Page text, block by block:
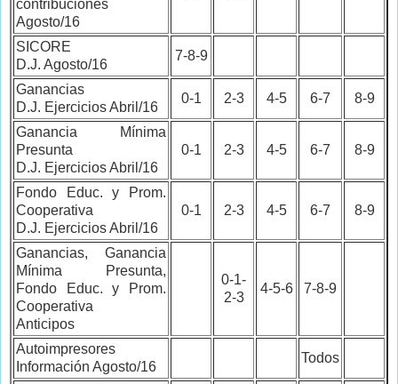
contribuciones
Agosto/16
SICORE
D.J. Agosto/16
7-8-9
Ganancias
D.J. Ejercicios Abril/16
0-1 2-3 4-5 6-7 8-9
Ganancia Mínima
Presunta
D.J. Ejercicios Abril/16
0-1 2-3 4-5 6-7 8-9
Fondo Educ. y Prom.
Cooperativa
D.J. Ejercicios Abril/16
0-1 2-3 4-5 6-7 8-9
Ganancias, Ganancia
Mínima Presunta,
Fondo Educ. y Prom.
Cooperativa
Anticipos
0-1-
2-3
4-5-6 7-8-9
Autoimpresores
Información Agosto/16
Todos